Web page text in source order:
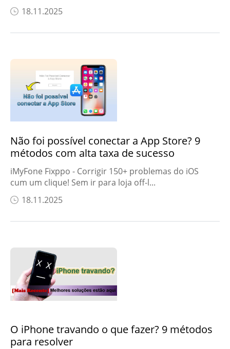
18.11.2025
Não foi possível conectar a App Store? 9
métodos com alta taxa de sucesso
iMyFone Fixppo - Corrigir 150+ problemas do iOS
cum um clique! Sem ir para loja off-l...
18.11.2025
O iPhone travando o que fazer? 9 métodos
para resolver